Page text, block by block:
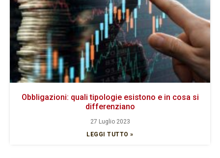
Obbligazioni: quali tipologie esistono e in cosa si
differenziano
27 Luglio 2023
LEGGI TUTTO »